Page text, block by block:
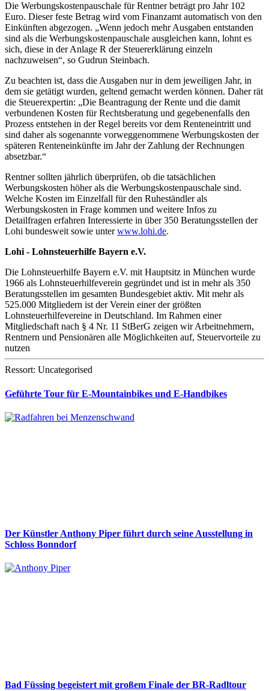
Die Werbungskostenpauschale für Rentner beträgt pro Jahr 102
Euro. Dieser feste Betrag wird vom Finanzamt automatisch von den
Einkünften abgezogen. „Wenn jedoch mehr Ausgaben entstanden
sind als die Werbungskostenpauschale ausgleichen kann, lohnt es
sich, diese in der Anlage R der Steuererklärung einzeln
nachzuweisen“, so Gudrun Steinbach.
Zu beachten ist, dass die Ausgaben nur in dem jeweiligen Jahr, in
dem sie getätigt wurden, geltend gemacht werden können. Daher rät
die Steuerexpertin: „Die Beantragung der Rente und die damit
verbundenen Kosten für Rechtsberatung und gegebenenfalls den
Prozess entstehen in der Regel bereits vor dem Renteneintritt und
sind daher als sogenannte vorweggenommene Werbungskosten der
späteren Renteneinkünfte im Jahr der Zahlung der Rechnungen
absetzbar.“
Rentner sollten jährlich überprüfen, ob die tatsächlichen
Werbungskosten höher als die Werbungskostenpauschale sind.
Welche Kosten im Einzelfall für den Ruheständler als
Werbungskosten in Frage kommen und weitere Infos zu
Detailfragen erfahren Interessierte in über 350 Beratungsstellen der
Lohi bundesweit sowie unterwww.lohi.de.
Lohi - Lohnsteuerhilfe Bayern e.V.
Die Lohnsteuerhilfe Bayern e.V. mit Hauptsitz in München wurde
1966 als Lohnsteuerhilfeverein gegründet und ist in mehr als 350
Beratungsstellen im gesamten Bundesgebiet aktiv. Mit mehr als
525.000 Mitgliedern ist der Verein einer der größten
Lohnsteuerhilfevereine in Deutschland. Im Rahmen einer
Mitgliedschaft nach § 4 Nr. 11 StBerG zeigen wir Arbeitnehmern,
Rentnern und Pensionären alle Möglichkeiten auf, Steuervorteile zu
nutzen
Ressort: Uncategorised
Geführte Tour für E-Mountainbikes und E-Handbikes
Der Künstler Anthony Piper führt durch seine Ausstellung in
Schloss Bonndorf
Bad Füssing begeistert mit großem Finale der BR-Radltour